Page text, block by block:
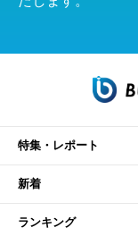
特集・レポート
新着
ランキング